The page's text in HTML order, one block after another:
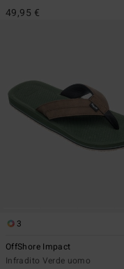
49,95 €
3
OffShore Impact
Infradito Verde uomo